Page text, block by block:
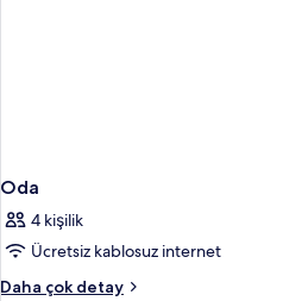
Oda
4 kişilik
Ücretsiz kablosuz internet
Daha çok detay
Oda